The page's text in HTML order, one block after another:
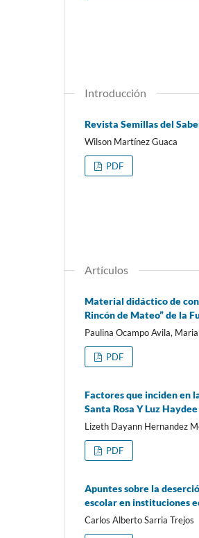
Introducción
Revista Semillas del
Wilson Martínez Guaca
PDF
Artículos
Material didáctico de
Rincón de Mateo” de la
Paulina Ocampo Avila,
PDF
Factores que inciden en
Santa Rosa Y Luz
Lizeth Dayann Hernandez
PDF
Apuntes sobre la
escolar en instituciones
Carlos Alberto Sarria Trejos